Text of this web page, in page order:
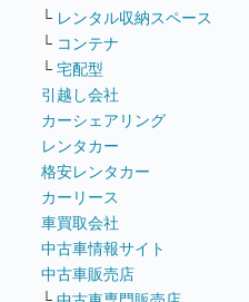
└ レンタル収納スペース
└ コンテナ
└ 宅配型
引越し会社
カーシェアリング
レンタカー
格安レンタカー
カーリース
車買取会社
中古車情報サイト
中古車販売店